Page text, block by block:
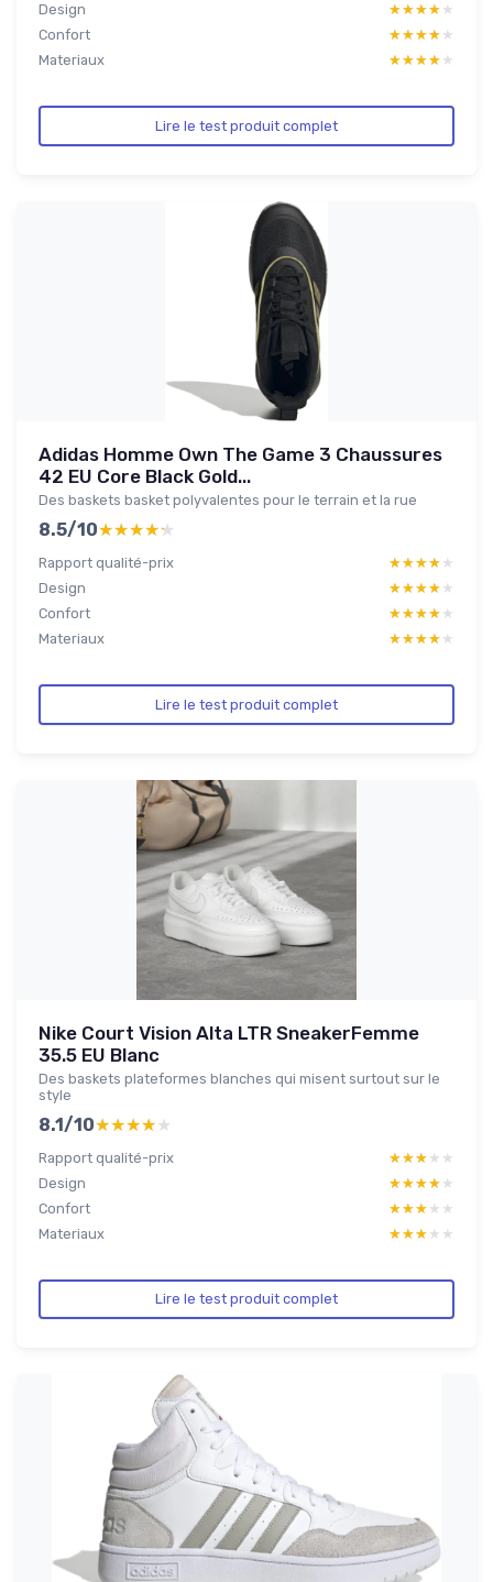
Design
★★★★★
★★★★★
Confort
★★★★★
★★★★★
Materiaux
★★★★★
★★★★★
Lire le test produit complet
Adidas Homme Own The Game 3 Chaussures
42 EU Core Black Gold...
Des baskets basket polyvalentes pour le terrain et la rue
8.5/10★★★★★
★★★★★
Rapport qualité-prix ★★★★★
★★★★★
Design
★★★★★
★★★★★
Confort
★★★★★
★★★★★
Materiaux
★★★★★
★★★★★
Lire le test produit complet
Nike Court Vision Alta LTR SneakerFemme
35.5 EU Blanc
Des baskets plateformes blanches qui misent surtout sur le
style
8.1/10★★★★★
★★★★★
Rapport qualité-prix ★★★★★
★★★★★
Design
★★★★★
★★★★★
Confort
★★★★★
★★★★★
Materiaux
★★★★★
★★★★★
Lire le test produit complet